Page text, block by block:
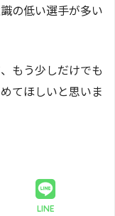
の低い選手が多い
もう少しだけでも
てほしいと思いま
LINE